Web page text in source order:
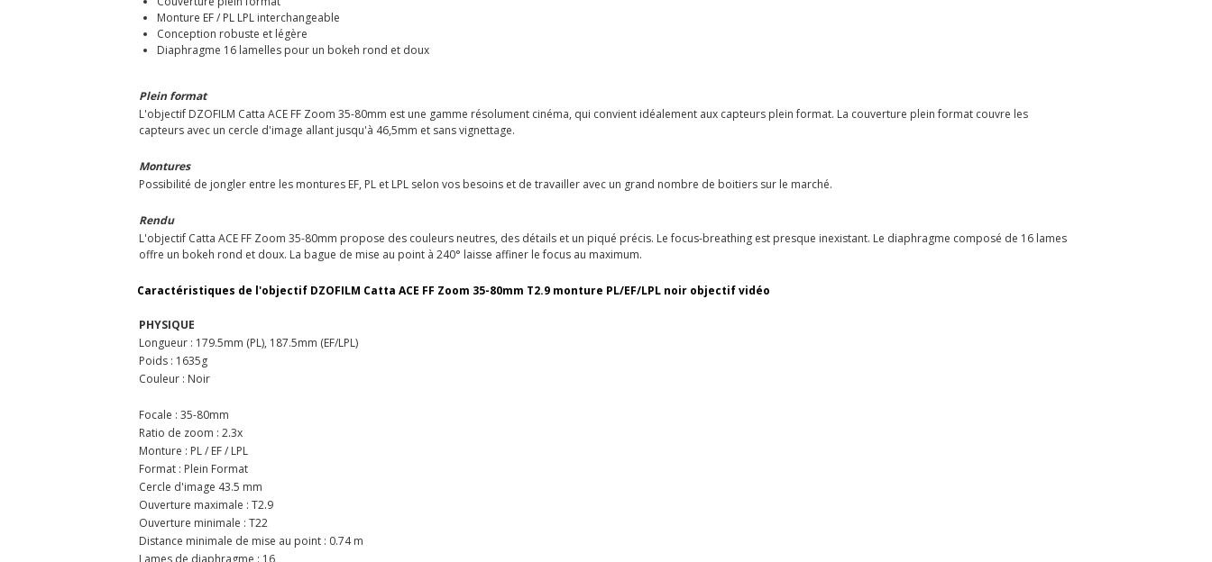
Monture EF / PL LPL interchangeable
Conception robuste et légère
Diaphragme 16 lamelles pour un bokeh rond et doux
Plein format
L'objectif DZOFILM Catta ACE FF Zoom 35-80mm est une gamme résolument cinéma, qui convient idéalement aux capteurs plein format. La couverture plein format couvre les
capteurs avec un cercle d'image allant jusqu'à 46,5mm et sans vignettage.
Montures
Possibilité de jongler entre les montures EF, PL et LPL selon vos besoins et de travailler avec un grand nombre de boitiers sur le marché.
Rendu
L'objectif Catta ACE FF Zoom 35-80mm propose des couleurs neutres, des détails et un piqué précis. Le focus-breathing est presque inexistant. Le diaphragme composé de 16 lames
offre un bokeh rond et doux. La bague de mise au point à 240° laisse affiner le focus au maximum.
Caractéristiques de l'objectif DZOFILM Catta ACE FF Zoom 35-80mm T2.9 monture PL/EF/LPL noir objectif vidéo
PHYSIQUE
Longueur : 179.5mm (PL), 187.5mm (EF/LPL)
Poids : 1635g
Couleur : Noir
Focale : 35-80mm
Ratio de zoom : 2.3x
Monture : PL / EF / LPL
Format : Plein Format
Cercle d'image 43.5 mm
Ouverture maximale : T2.9
Ouverture minimale : T22
Distance minimale de mise au point : 0.74 m
Lames de diaphragme : 16